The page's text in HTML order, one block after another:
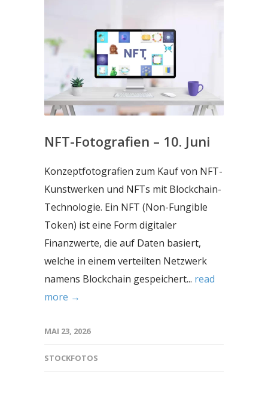
NFT-Fotografien – 10. Juni
Konzeptfotografien zum Kauf von NFT-
Kunstwerken und NFTs mit Blockchain-
Technologie. Ein NFT (Non-Fungible
Token) ist eine Form digitaler
Finanzwerte, die auf Daten basiert,
welche in einem verteilten Netzwerk
namens Blockchain gespeichert... read
more →
MAI 23, 2026
STOCKFOTOS